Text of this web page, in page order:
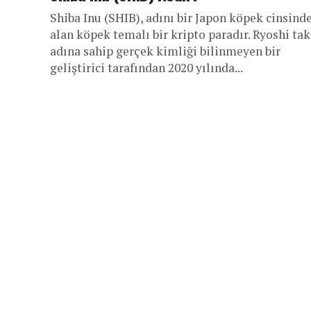
Shiba Inu (SHIB), adını bir Japon köpek
alan köpek temalı bir kripto paradır. Ryoshi
adına sahip gerçek kimliği bilinmeyen bir
geliştirici tarafından 2020 yılında...